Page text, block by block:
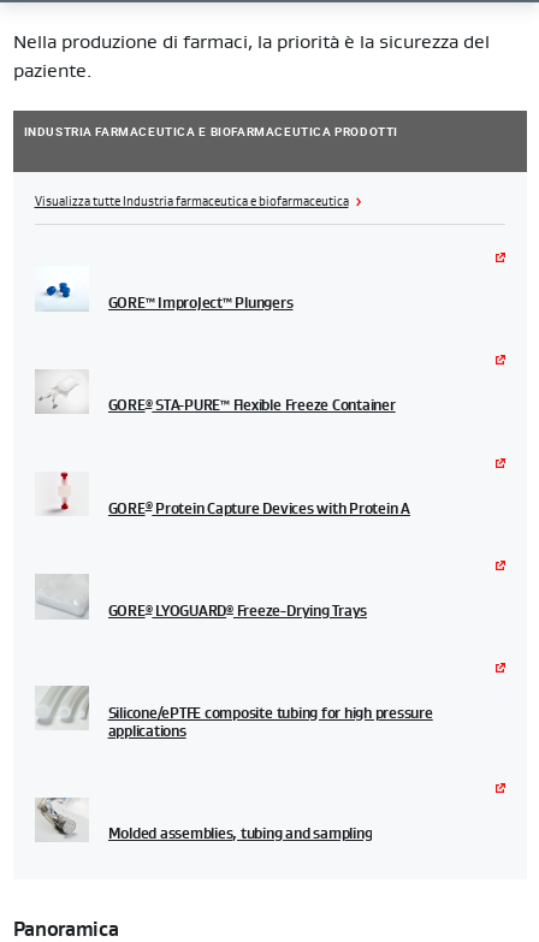
Nella produzione di farmaci, la priorità è la sicurezza del
paziente.
INDUSTRIA FARMACEUTICA E BIOFARMACEUTICA PRODOTTI
Visualizza tutte Industria farmaceutica e biofarmaceutica
GORE™ ImproJect™ Plungers
GORE®STA-PURE™ Flexible Freeze Container
GORE®Protein Capture Devices with Protein A
GORE®LYOGUARD®Freeze-Drying Trays
Silicone/ePTFE composite tubing for high pressure
applications
Molded assemblies, tubing and sampling
Panoramica